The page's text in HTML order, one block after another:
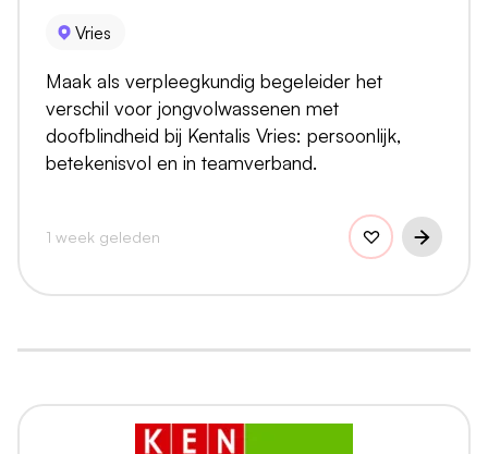
Vries
Maak als verpleegkundig begeleider het
verschil voor jongvolwassenen met
doofblindheid bij Kentalis Vries: persoonlijk,
betekenisvol en in teamverband.
1 week geleden